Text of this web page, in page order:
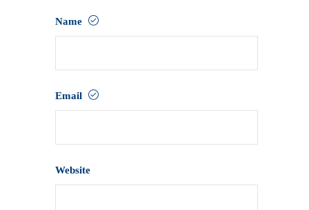
Name
Email
Website